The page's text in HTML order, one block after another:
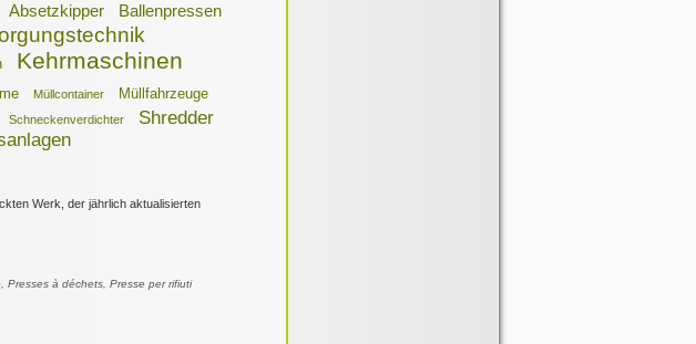
Absetzkipper Ballenpressen
Kehrmaschinen
Müllcontainer Müllfahrzeuge
Schneckenverdichter Shredder
Werk, der jährlich aktualisierten
Presses à déchets, Presse per rifiuti